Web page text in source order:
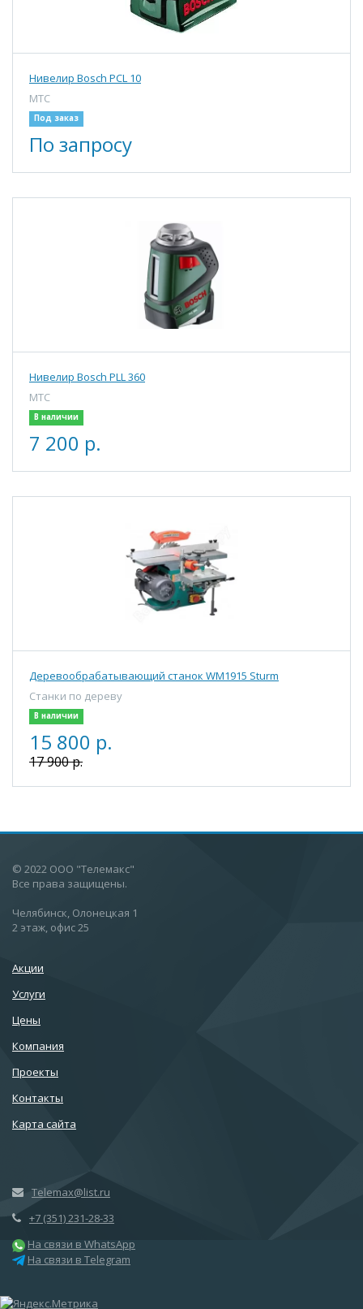
Нивелир Bosch PCL 10
МТС
Под заказ
По запросу
Нивелир Bosch PLL 360
МТС
В наличии
7 200 р.
Деревообрабатывающий станок WM1915 Sturm
Станки по дереву
В наличии
15 800 р.
17 900 р.
© 2022 ООО "Телемакс"
Все права защищены.
Челябинск, Олонецкая 1
2 этаж, офис 25
Акции
Услуги
Цены
Компания
Проекты
Контакты
Карта сайта
Telemax@list.ru
+7 (351) 231-28-33
На связи в WhatsApp
На связи в Telegram